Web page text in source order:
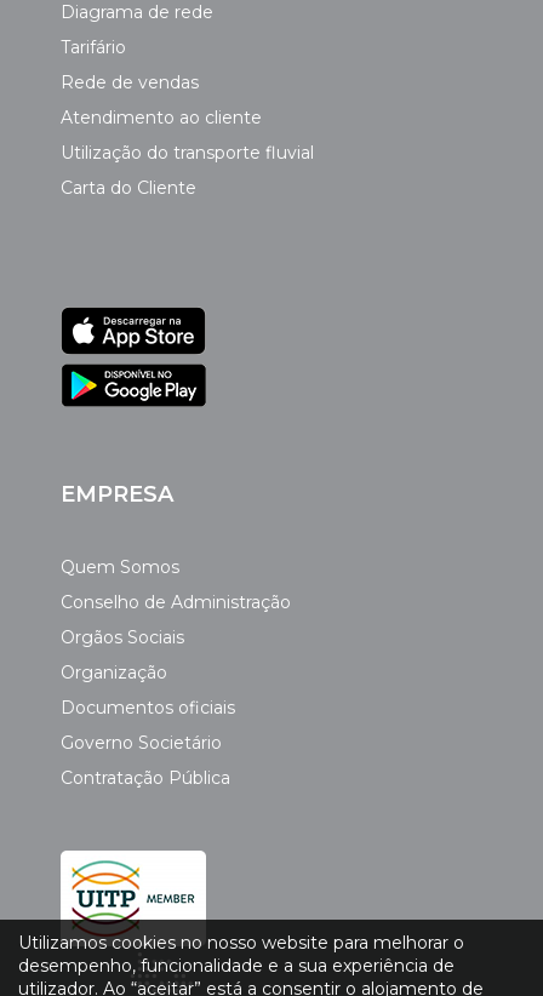
Diagrama de rede
Tarifário
Rede de vendas
Atendimento ao cliente
Utilização do transporte fluvial
Carta do Cliente
EMPRESA
Quem Somos
Conselho de Administração
Orgãos Sociais
Organização
Documentos oficiais
Governo Societário
Contratação Pública
Utilizamos cookies no nosso website para melhorar o
desempenho, funcionalidade e a sua experiência de
utilizador. Ao “aceitar” está a consentir o alojamento de